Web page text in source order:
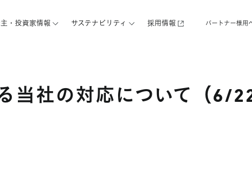
・投資家情報 サステナビリティ 採用情報 パートナー様用
当社の対応について（6/